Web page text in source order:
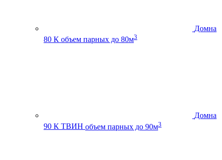
Домна
80 К объем парных до 80м3
Домна
90 К ТВИН объем парных до 90м3